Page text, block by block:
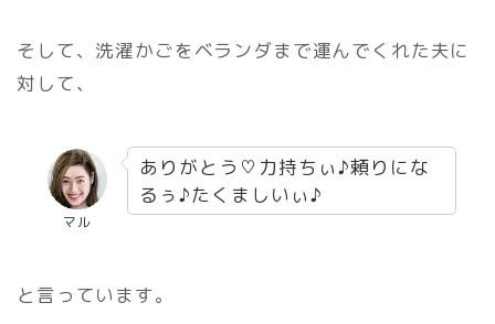
そして、洗濯かごをベランダまで運んでくれた夫に
対して、
マル
ありがとう♡力持ちぃ♪頼りにな
るぅ♪たくましいぃ♪
と言っています。